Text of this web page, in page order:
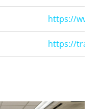
https://
https://